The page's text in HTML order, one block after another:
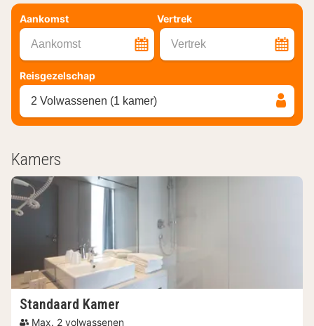
Aankomst Vertrek
Aankomst Vertrek
Reisgezelschap
2 Volwassenen (1 kamer)
Kamers
Standaard Kamer
Max. 2 volwassenen